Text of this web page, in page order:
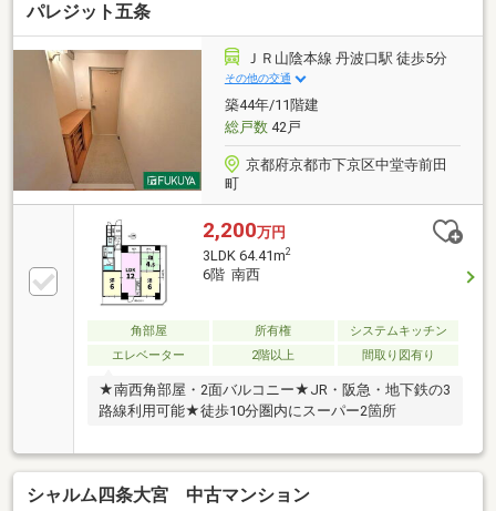
パレジット五条
ＪＲ山陰本線 丹波口駅 徒歩5分
その他の交通
築44年/11階建
総戸数42戸
京都府京都市下京区中堂寺前田
町
2,200万円
3LDK 64.41m2
6階 南西
角部屋 所有権
システムキッチン
エレベーター
2階以上 間取り図有り
★南西角部屋・2面バルコニー★JR・阪急・地下鉄の3
路線利用可能★徒歩10分圏内にスーパー2箇所
シャルム四条大宮 中古マンション